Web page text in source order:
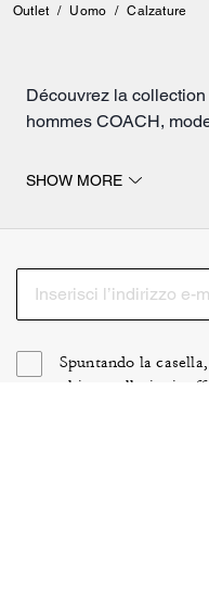
Outlet / Uomo / Calzature
Découvrez la
hommes COACH,
sandales, ainsi que
intemporel et chic.
maison dans nos
homme ; elles ont été
dans toutes les
SHOW MORE
Spuntando la
ultime collezioni,